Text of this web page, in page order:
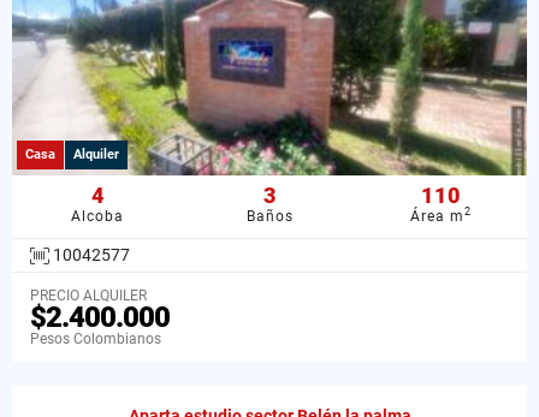
Casa Alquiler
4
Alcoba
3
Baños
110
Área m2
10042577
PRECIO ALQUILER
$2.400.000
Pesos Colombianos